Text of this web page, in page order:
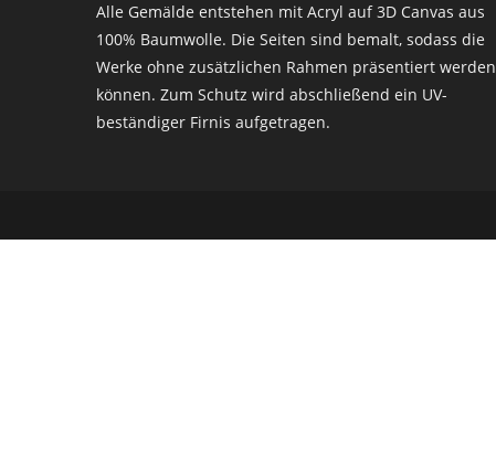
Alle Gemälde entstehen mit Acryl auf 3D Canvas aus
100% Baumwolle. Die Seiten sind bemalt, sodass die
Werke ohne zusätzlichen Rahmen präsentiert werden
können. Zum Schutz wird abschließend ein UV-
beständiger Firnis aufgetragen.